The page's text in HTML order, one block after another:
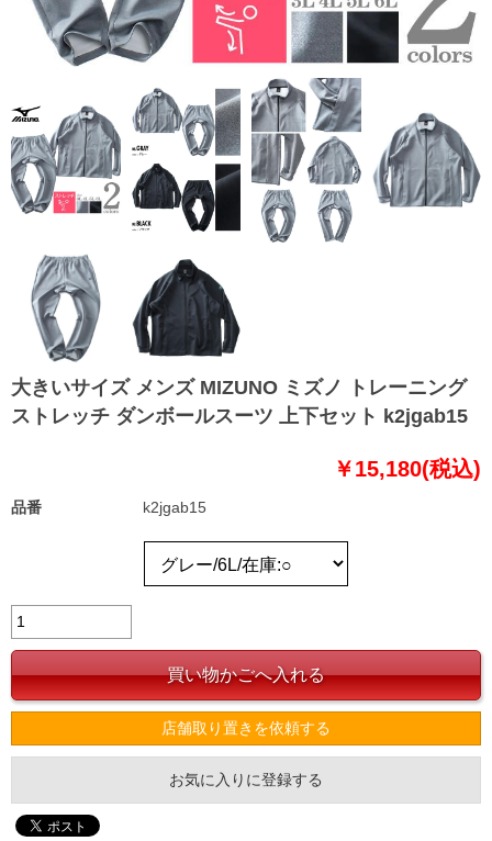
大きいサイズ メンズ MIZUNO ミズノ トレーニング
ストレッチ ダンボールスーツ 上下セット k2jgab15
￥15,180(税込)
品番 k2jgab15
店舗取り置きを依頼する
お気に入りに登録する